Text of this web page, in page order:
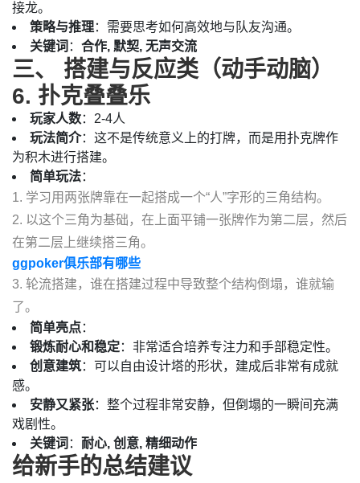
接龙。
策略与推理：需要思考如何高效地与队友沟通。
关键词 ： 合作, 默契, 无声交流
三、 搭建与反应类（动手动脑）
6. 扑克叠叠乐
玩家人数：2-4人
玩法简介：这不是传统意义上的打牌，而是用扑克牌作
为积木进行搭建。
简单玩法：
1. 学习用两张牌靠在一起搭成一个“人”字形的三角结构。
2. 以这个三角为基础，在上面平铺一张牌作为第二层，然后
在第二层上继续搭三角。
ggpoker俱乐部有哪些
3. 轮流搭建，谁在搭建过程中导致整个结构倒塌，谁就输
了。
简单亮点：
锻炼耐心和稳定：非常适合培养专注力和手部稳定性。
创意建筑：可以自由设计塔的形状，建成后非常有成就
感。
安静又紧张：整个过程非常安静，但倒塌的一瞬间充满
戏剧性。
关键词 ： 耐心, 创意, 精细动作
给新手的总结建议